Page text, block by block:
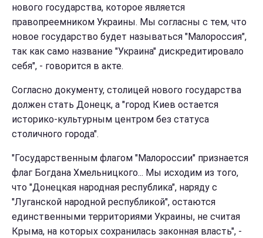
нового государства, которое является
правопреемником Украины. Мы согласны с тем, что
новое государство будет называться "Малороссия",
так как само название "Украина" дискредитировало
себя", - говорится в акте.
Согласно документу, столицей нового государства
должен стать Донецк, а "город Киев остается
историко-культурным центром без статуса
столичного города".
"Государственным флагом "Малороссии" признается
флаг Богдана Хмельницкого... Мы исходим из того,
что "Донецкая народная республика", наряду с
"Луганской народной республикой", остаются
единственными территориями Украины, не считая
Крыма, на которых сохранилась законная власть", -